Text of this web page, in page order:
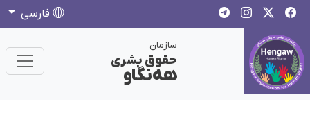
فارسی
سازمان
حقوق بشری
هەنگاو